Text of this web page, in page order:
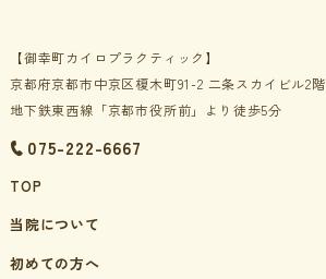
【御幸町カイロプラクティック】
京都府京都市中京区榎木町91-2 二条スカイビル2階
地下鉄東西線「京都市役所前」より徒歩5分
075-222-6667
TOP
当院について
初めての方へ